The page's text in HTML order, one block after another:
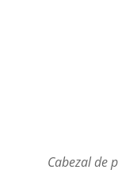
Cabezal de